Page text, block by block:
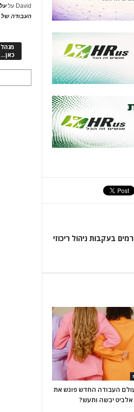
העבודה החדש פוגש את
יבשה ותעש?
David על
העבודה של
כאן…